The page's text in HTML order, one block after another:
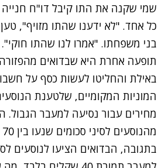
כל אחד. "לא ידענו שהתו מזויף",
בני משפחתו. "אמרו לנו שהתו חוקי".
תופעה אחרת היא שבדואים
באילת והחליטו לעשות כסף על
המוניות המקומיים, שלטענת
מחירים עבור נסיעה למעבר הגבול.
בתגובה, הבדואים הציעו לנוסעים